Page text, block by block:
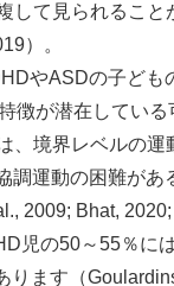
して見られること
）。
やASDの子ども
徴が潜在している
、境界レベルの運
調運動の困難があ
2009; Bhat,
児の50～55％に
ります（